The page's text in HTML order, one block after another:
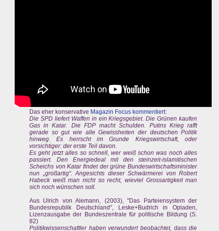
Das eher konservative Magazin Focus kommentiert:
Die SPD liefert Waffen in ein Kriegsgebiet. Die Grünen kaufen
Gas in Katar. Die FDP macht Schulden. Putins Krieg rafft
gerade so gut wie alle Gewissheiten der deutschen Politik
hinweg. Es herrscht im Grunde Kriegswirtschaft, oder
vorsichtiger: der erste Teil davon.
Es geht jetzt alles so schnell, wer weiß schon was noch alles
passiert. Den Energiedeal mit den steinzeit-islamitischen
Scheichs von Katar findet der grüne Bundeswirtschaftsminister
nun „großartig“. Angesichts dieser Schwärmerei von Robert
Habeck weiß man nicht so recht, wieviel Grossartigkeit man
sich noch wünschen soll.
Aus Ulrich von Alemann, (2003), "Das Parteiensystem der
Bundesrepublik Deutschland", Leske+Budrich in Opladen,
Lizenzausgabe der Bundeszentrale für politische Bildung (S.
82)
Politikwissenschaftler haben verwundert beobachtet, dass die